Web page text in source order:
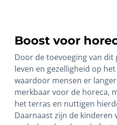
Boost voor
Door de toevoeging van
leven en gezelligheid op
waardoor mensen er
merkbaar voor de horeca,
het terras en nuttigen
Daarnaast zijn de kinderen